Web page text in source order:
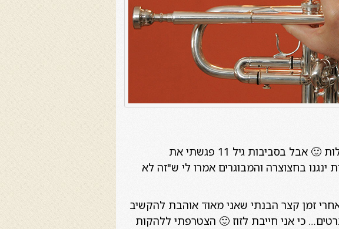
כשהייתי ילדה קטנה חלמתי להיות חוקרת טבע שחיה בג'ונגלים עם גורילות 🙂 אבל בסביבות גיל 11 פגשתי את
בחצוצרה והמבוגרים אמרו לי ש"זה לא
זמן קצר הבנתי שאני מאוד אוהבת להקשיב
כי אני חייבת לזוז 🙂 הצטרפתי ללהקות